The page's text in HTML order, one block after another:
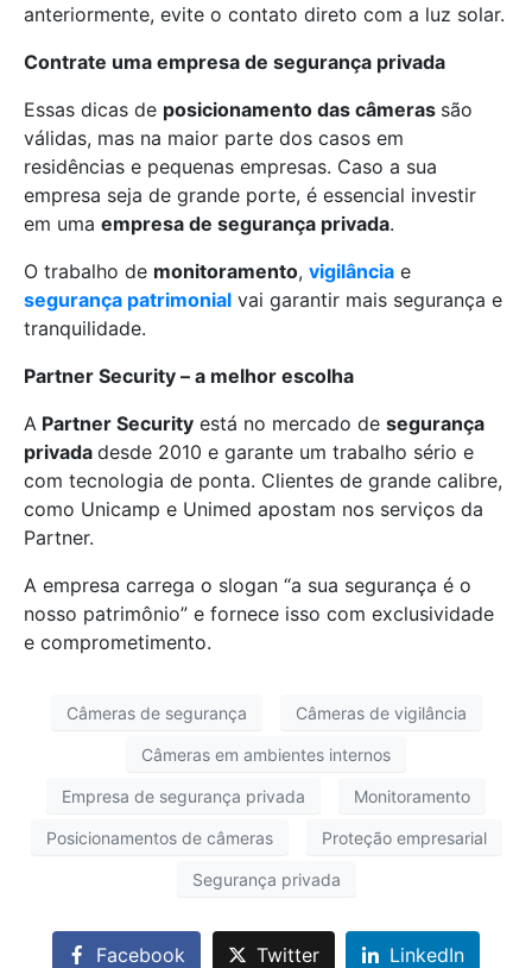
anteriormente, evite o contato direto com a luz solar.
Contrate uma empresa de segurança privada
Essas dicas de posicionamento das câmeras são
válidas, mas na maior parte dos casos em
residências e pequenas empresas. Caso a sua
empresa seja de grande porte, é essencial investir
em uma empresa de segurança privada.
O trabalho de monitoramento, vigilância e
segurança patrimonial vai garantir mais segurança e
tranquilidade.
Partner Security – a melhor escolha
A Partner Security está no mercado de segurança
privada desde 2010 e garante um trabalho sério e
com tecnologia de ponta. Clientes de grande calibre,
como Unicamp e Unimed apostam nos serviços da
Partner.
A empresa carrega o slogan “a sua segurança é o
nosso patrimônio” e fornece isso com exclusividade
e comprometimento.
Câmeras de segurança Câmeras de vigilância
Câmeras em ambientes internos
Empresa de segurança privada Monitoramento
Posicionamentos de câmeras Proteção empresarial
Segurança privada
Facebook Twitter LinkedIn